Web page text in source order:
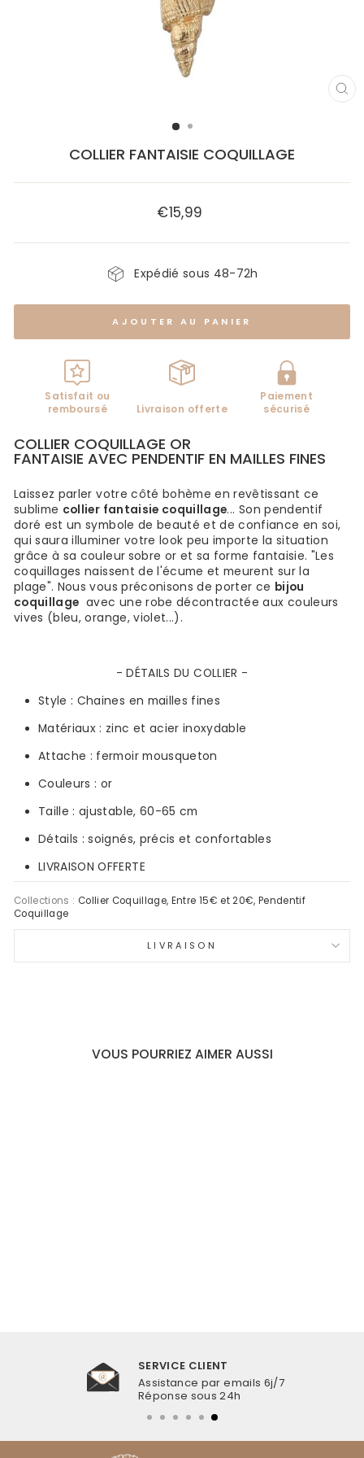
COLLIER FANTAISIE COQUILLAGE
Prix
€15,99
Expédié sous 48-72h
AJOUTER AU PANIER
Satisfait ou
remboursé
Livraison offerte
Paiement
sécurisé
COLLIER COQUILLAGE OR
FANTAISIE AVEC PENDENTIF EN MAILLES FINES
Laissez parler votre côté bohème en revêtissant ce
sublime collier fantaisie coquillage... Son pendentif
doré est un symbole de beauté et de confiance en soi,
qui saura illuminer votre look peu importe la situation
grâce à sa couleur sobre or et sa forme fantaisie. "Les
coquillages naissent de l'écume et meurent sur la
plage". Nous vous préconisons de porter ce bijou
coquillage avec une robe décontractée aux couleurs
vives (bleu, orange, violet...).
- DÉTAILS DU COLLIER -
Style : Chaines en mailles fines
Matériaux : zinc et acier inoxydable
Attache : fermoir mousqueton
Couleurs : or
Taille : ajustable, 60-65 cm
Détails : soignés, précis et confortables
LIVRAISON OFFERTE
Collections : Collier Coquillage, Entre 15€ et 20€, Pendentif
Coquillage
LIVRAISON
VOUS POURRIEZ AIMER AUSSI
SERVICE CLIENT
Assistance par emails 6j/7
Réponse sous 24h